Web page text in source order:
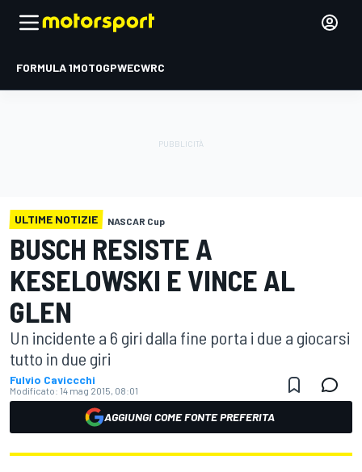
FORMULA 1MOTOGPWECWRC
ULTIME NOTIZIE NASCAR Cup
BUSCH RESISTE A
KESELOWSKI E VINCE AL
GLEN
Un incidente a 6 giri dalla fine porta i due a giocarsi
tutto in due giri
Fulvio Caviccchi
Modificato: 14 mag 2015, 08:01
AGGIUNGI COME FONTE PREFERITA